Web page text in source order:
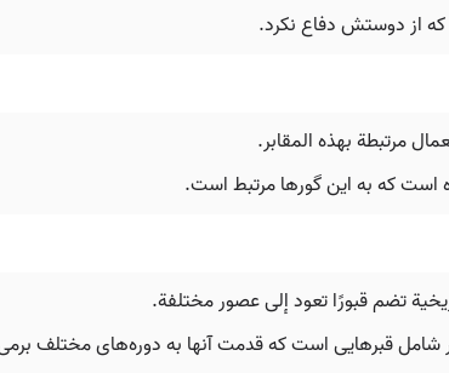
از دوستش دفاع نکرد.
مرتبطة بهذه المقابر.
است که به این گورها مرتبط است.
تضم قبورًا تعود إلى عصور مختلفة.
شامل قبرهایی است که قدمت آنها به دوره‌های مختلف